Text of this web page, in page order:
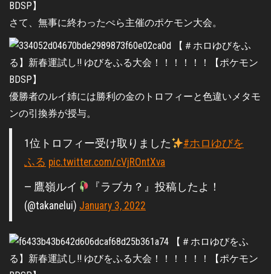
さて、無事に終わったぺら主催のポケモン大会。
優勝者のルイ姉には勝利の金のトロフィーと色違いメタモ
ンの引換券が授与。
1位トロフィー受け取りました
#ホロゆびを
ふる pic.twitter.com/cVjROntXva
— 鷹嶺ルイ
『ラブカ？』投稿したよ！
(@takanelui) January 3, 2022